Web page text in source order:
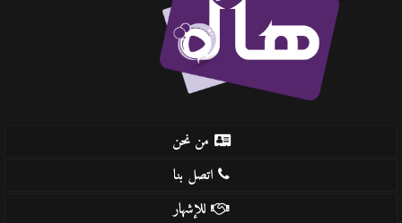
من نحن
اتصل بنا
للإشهار